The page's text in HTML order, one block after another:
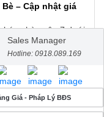
– Cập nhật giá
bán nhà quận 7 dưới
– Zeitgeist Nhà
nhà quận 7 dưới
Sales Manager
Hotline: 0918.089.169
Giá - Pháp Lý BĐS